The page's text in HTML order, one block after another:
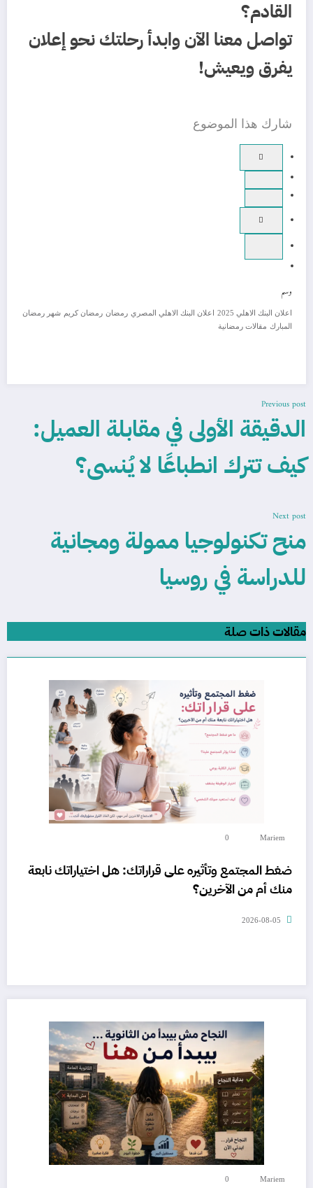
القادم؟
تواصل معنا الآن وابدأ رحلتك نحو إعلان
يفرق ويعيش!
شارك هذا الموضوع
وسم
اعلان البنك الاهلي 2025 اعلان البنك الاهلي المصري رمضان رمضان كريم شهر رمضان
المبارك مقالات رمضانية
Previous post
الدقيقة الأولى في مقابلة العميل:
كيف تترك انطباعًا لا يُنسى؟
Next post
منح تكنولوجيا ممولة ومجانية
للدراسة في روسيا
مقالات ذات صلة
Mariem
0
ضغط المجتمع وتأثيره على قراراتك: هل اختياراتك نابعة
منك أم من الآخرين؟
2026-08-05
Mariem
0